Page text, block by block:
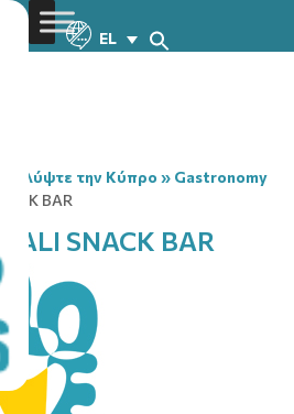
EL
την Κύπρο » Gastronomy
BAR
SNACK BAR